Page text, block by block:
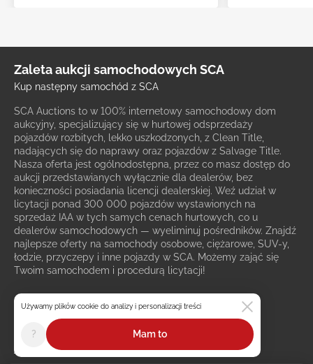
Zaleta aukcji samochodowych SCA
Kup następny samochód z SCA
SCA Auctions to w 100% internetowy samochodowy dom
aukcyjny, specjalizujący się w hurtowej odsprzedaży
pojazdów rozbitych, lekko uszkodzonych, z Clean Title,
nadających się do naprawy oraz pojazdów z Salvage Title.
Nasza oferta jest ogólnodostępna, przez co masz dostęp do
aukcji przedstawianych wyłącznie dla dealerów, bez
konieczności posiadania licencji dealerskiej. Weź udział w
licytacji ponad 300 000 pojazdów wystawionych na
sprzedaż IAA w tych samych cenach hurtowych, co u
dealerów samochodowych — wyeliminuj pośredników. Znajdź
najlepsze oferty na samochody osobowe, ciężarowe, SUV-y,
łodzie, przyczepy i inne pojazdy w SCA. Możemy zająć się
Twoim samochodem i procedurą licytacji!
Auta z Salvage Title w
sprzedaży
300,000+
samochodowych
200+
Używamy plików cookie do analizy i personalizacji treści
? Mam to